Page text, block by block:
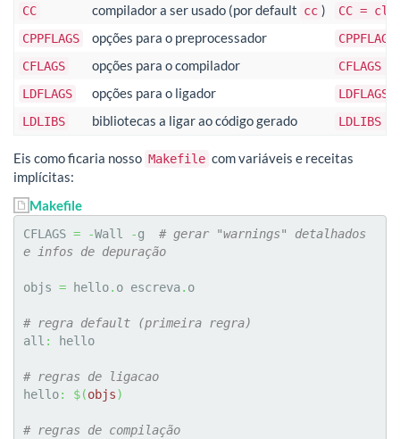
CC compilador a ser usado (por default cc )
CC =
CPPFLAGS
opções para o preprocessador
CFLAGS
opções para o compilador
CFLAGS
LDFLAGS
opções para o ligador
LDLIBS
bibliotecas a ligar ao código gerado LDLIBS
Eis como ficaria nosso Makefile com variáveis e receitas
implícitas:
Makefile
CFLAGS = -Wall -g # gerar "warnings" detalhados
e infos de depuração
objs = hello. o escreva. o
# regra default (primeira regra)
all : hello
# regras de ligacao
hello: $(objs)
# regras de compilação